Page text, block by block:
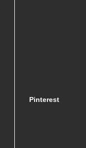
Pinterest